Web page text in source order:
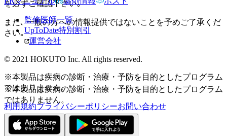
監修医師一覧
UpToDate特別割引
運営会社
© 2021 HOKUTO Inc. All rights reserved.
※本製品は疾病の診断・治療・予防を目的としたプログラム
ではありません。
利用規約プライバシーポリシーお問い合わせ
を必ずご確認下さい｡
また､ 一般の方への情報提供ではないことを予めご了承くだ
さい｡
※本製品は疾病の診断・治療・予防を目的としたプログラム
ではありません。